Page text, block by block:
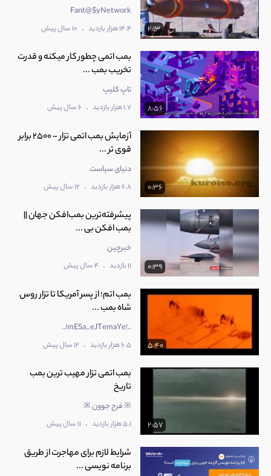
2:13
Fant@$yNetwork
14.4 هزار بازدید . 10 سال پیش
8:56
بمب اتمی چطور کار میکنه و قدرت
تخریب بمب ...
تاپ کلیپ
1.7 هزار بازدید . 6 سال پیش
0:36
آزمایش بمب اتمی تزار - 2500 برابر
قوی تر ...
دنیای سیاست
6.8 هزار بازدید . 12 سال پیش
0:39
پیشرفته‌ترین بمب‌افکن جهان ||
بمب افکن بی ...
خبرچین
11 بازدید . 4 سال پیش
5:40
بمب اتم؛ از پسر آمریکا تا تزار روس
شاه بمب ...
..!mESa_eJTemaYe!..
6.5 هزار بازدید . 12 سال پیش
2:57
بمب اتمی تزار مهیب ترین بمب
تاریخ
※ فرح جوون ※
5.1 هزار بازدید . 11 سال پیش
شرایط لازم برای مهاجرت از طریق
برنامه نویسی ...